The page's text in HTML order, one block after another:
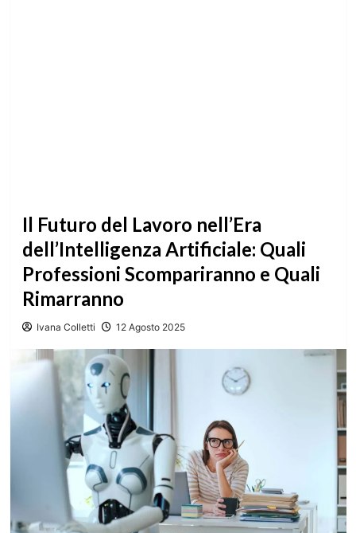
Il Futuro del Lavoro nell’Era
dell’Intelligenza Artificiale: Quali
Professioni Scompariranno e Quali
Rimarranno
Ivana Colletti 12 Agosto 2025